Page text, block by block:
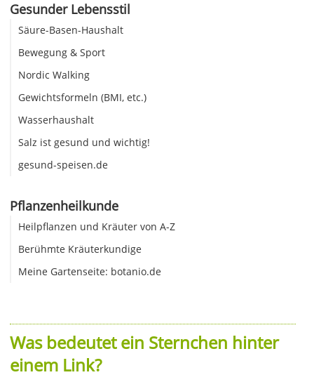
Gesunder Lebensstil
Säure-Basen-Haushalt
Bewegung & Sport
Nordic Walking
Gewichtsformeln (BMI, etc.)
Wasserhaushalt
Salz ist gesund und wichtig!
gesund-speisen.de
Pflanzenheilkunde
Heilpflanzen und Kräuter von A-Z
Berühmte Kräuterkundige
Meine Gartenseite: botanio.de
Was bedeutet ein Sternchen hinter
einem Link?